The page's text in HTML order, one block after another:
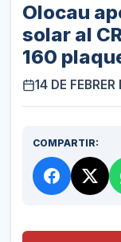
Olocau
solar al
160
14 DE
COMPARTIR: